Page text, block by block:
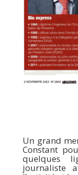
Un grand
Constant
quelques
journaliste